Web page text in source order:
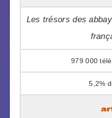
Les trésors des
979 000
5,2%